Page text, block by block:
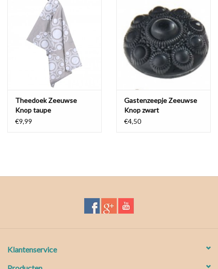
Theedoek Zeeuwse
Knop taupe
€9,99
Gastenzeepje Zeeuwse
Knop zwart
€4,50
Klantenservice